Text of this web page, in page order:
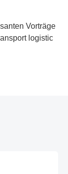
Vorträge
logistic